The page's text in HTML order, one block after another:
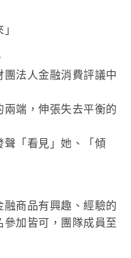
法人金融消費評議中
端，伸張失去平衡的
「看見」她、「傾
商品有興趣、經驗的
加皆可，團隊成員至